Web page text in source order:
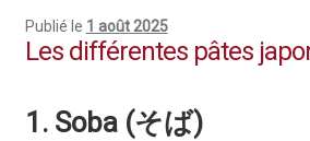
Publié le 1 août 2025
Les différentes pâtes
1. Soba (そば)